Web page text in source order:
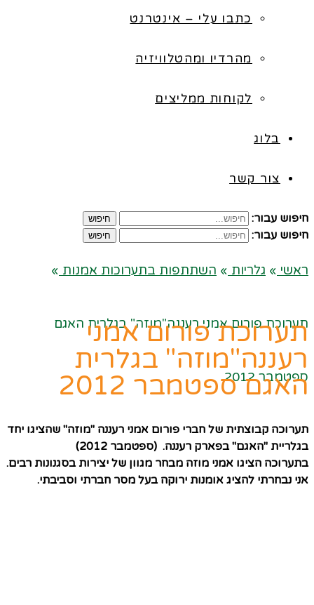
כתבו עלי – אינטרנט
מהרדיו ומהטלוויזיה
לקוחות ממליצים
בלוג
צור קשר
חיפוש עבור: חיפוש
חיפוש עבור: חיפוש
ראשי » גלריות » השתתפות בתערוכות אמנות »
תערוכת פורום אמני רעננה"מוזה" בגלרית האגם
ספטמבר 2012
תערוכת פורום אמני
רעננה"מוזה" בגלרית
האגם ספטמבר 2012
תערוכה קבוצתית של חברי פורום אמני רעננה "מוזה" שהציגו יחד
בגלריית "האגם" בפארק רעננה. (ספטמבר 2012)
בתערוכה הציגו אמני מוזה מבחר מגוון של יצירות בסגנונות רבים.
אני נבחרתי להציג אומנות ירוקה בעל מסר חברתי וסביבתי.